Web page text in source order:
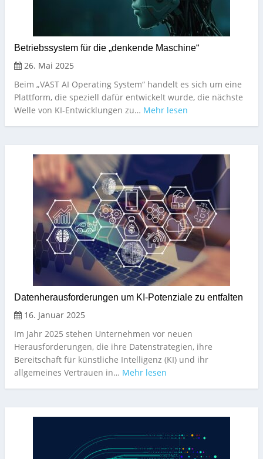
Betriebssystem für die „denkende Maschine“
26. Mai 2025
Beim „VAST AI Operating System“ handelt es sich um eine
Plattform, die speziell dafür entwickelt wurde, die nächste
Welle von KI-Entwicklungen zu… Mehr lesen
Datenherausforderungen um KI-Potenziale zu entfalten
16. Januar 2025
Im Jahr 2025 stehen Unternehmen vor neuen
Herausforderungen, die ihre Datenstrategien, ihre
Bereitschaft für künstliche Intelligenz (KI) und ihr
allgemeines Vertrauen in… Mehr lesen